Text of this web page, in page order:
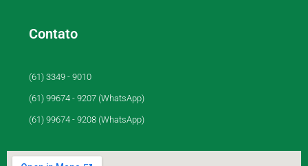
Contato
(61) 3349 - 9010
(61) 99674 - 9207 (WhatsApp)
(61) 99674 - 9208 (WhatsApp)